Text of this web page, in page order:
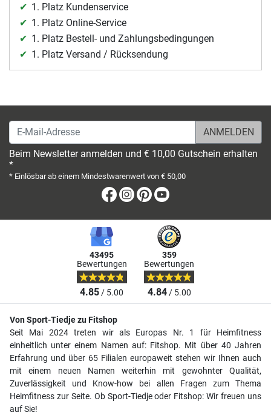
1. Platz Kundenservice
1. Platz Online-Service
1. Platz Bestell- und Zahlungsbedingungen
1. Platz Versand / Rücksendung
E-Mail-Adresse
Beim Newsletter anmelden und € 10,00 Gutschein erhalten
*
* Einlösbar ab einem Mindestwarenwert von € 50,00
Facebook
Instagram
Pinterest
43495
Bewertungen
4.85/ 5.00
359
Bewertungen
4.84/ 5.00
Von Sport-Tiedje zu Fitshop
Seit Mai 2024 treten wir als Europas Nr. 1 für Heimfitness
einheitlich unter einem Namen auf: Fitshop. Mit über 40 Jahren
Erfahrung und über 65 Filialen europaweit stehen wir Ihnen auch
mit einem neuen Namen weiterhin mit gewohnter Qualität,
Zuverlässigkeit und Know-how bei allen Fragen zum Thema
Heimfitness zur Seite. Ob Sport-Tiedje oder Fitshop: Wir freuen uns
auf Sie!